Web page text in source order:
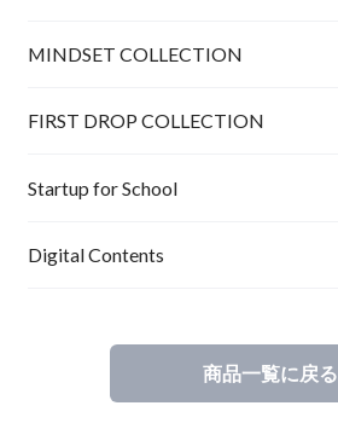
MINDSET COLLECTION
FIRST DROP COLLECTION
Startup for School
Digital Contents
商品一覧に戻る